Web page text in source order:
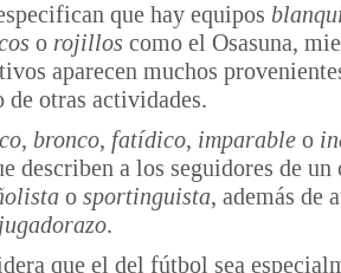
que hay equipos
o rojillos como el Osasuna,
aparecen muchos
de otras actividades.
, bronco, fatídico, imparable o
describen a los seguidores de
o sportinguista, además de
jugadorazo.
que el del fútbol sea